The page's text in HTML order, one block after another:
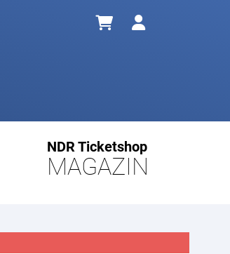
NDR Ticketshop
MAGAZIN